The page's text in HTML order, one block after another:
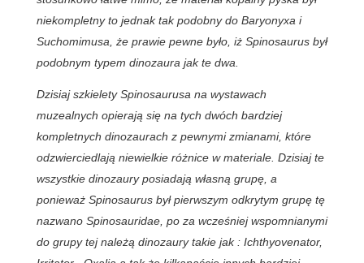
niekompletny to jednak tak podobny do Baryonyxa i
Suchomimusa, że prawie pewne było, iż Spinosaurus był
podobnym typem dinozaura jak te dwa.
Dzisiaj szkielety Spinosaurusa na wystawach
muzealnych opierają się na tych dwóch bardziej
kompletnych dinozaurach z pewnymi zmianami, które
odzwierciedlają niewielkie różnice w materiale. Dzisiaj te
wszystkie dinozaury posiadają własną grupę, a
ponieważ Spinosaurus był pierwszym odkrytym grupę tę
nazwano Spinosauridae, po za wcześniej wspomnianymi
do grupy tej należą dinozaury takie jak : Ichthyovenator,